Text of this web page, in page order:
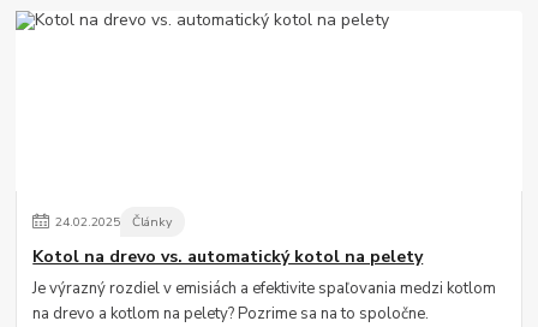
24.02.2025 Články
Kotol na drevo vs. automatický kotol na pelety
Je výrazný rozdiel v emisiách a efektivite spaľovania medzi kotlom
na drevo a kotlom na pelety? Pozrime sa na to spoločne.